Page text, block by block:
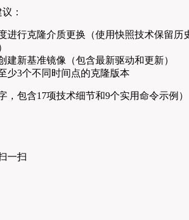
：
进行克隆介质更换（使用快照技术保留历
建新基准镜像（包含最新驱动和更新）
少3个不同时间点的克隆版本
，包含17项技术细节和9个实用命令示例）